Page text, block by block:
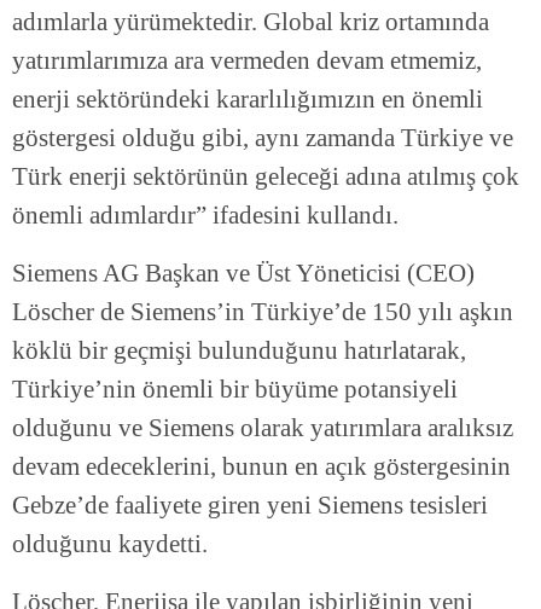
adımlarla yürümektedir. Global kriz ortamında
yatırımlarımıza ara vermeden devam etmemiz,
enerji sektöründeki kararlılığımızın en önemli
göstergesi olduğu gibi, aynı zamanda Türkiye ve
Türk enerji sektörünün geleceği adına atılmış çok
önemli adımlardır” ifadesini kullandı.
Siemens AG Başkan ve Üst Yöneticisi (CEO)
Löscher de Siemens’in Türkiye’de 150 yılı aşkın
köklü bir geçmişi bulunduğunu hatırlatarak,
Türkiye’nin önemli bir büyüme potansiyeli
olduğunu ve Siemens olarak yatırımlara aralıksız
devam edeceklerini, bunun en açık göstergesinin
Gebze’de faaliyete giren yeni Siemens tesisleri
olduğunu kaydetti.
Löscher, Enerjisa ile yapılan işbirliğinin yeni